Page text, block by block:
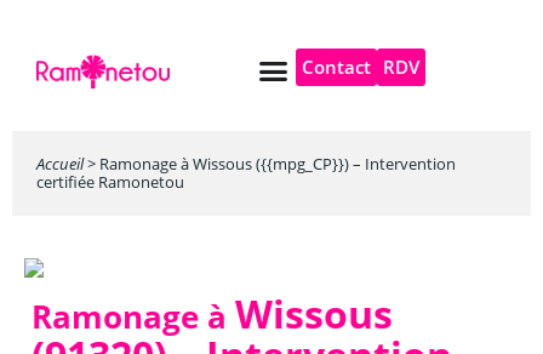
Contact RDV
Accueil> Ramonage à Wissous ({{mpg_CP}}) – Intervention
certifiée Ramonetou
Ramonage à Wissous